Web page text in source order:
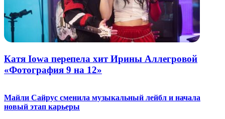
Катя Iowa перепела хит Ирины Аллегровой
«Фотография 9 на 12»
Майли Сайрус сменила музыкальный лейбл и начала
новый этап карьеры